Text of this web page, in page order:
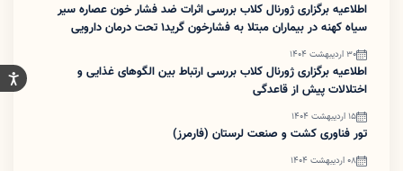
اطلاعیه برگزاری ژورنال کلاب بررسی اثرات ضد فشار خون عصاره سیر
سیاه کهنه در بیماران مبتلا به فشارخون گرید۱ تحت درمان دارویی
30 اردیبهشت 1404
اطلاعیه برگزاری ژورنال کلاب بررسی ارتباط بین الگوهای غذایی و
اختلالات پیش از قاعدگی
15 اردیبهشت 1404
تور فناوری کشت و صنعت لرستان (فارمرز)
08 اردیبهشت 1404